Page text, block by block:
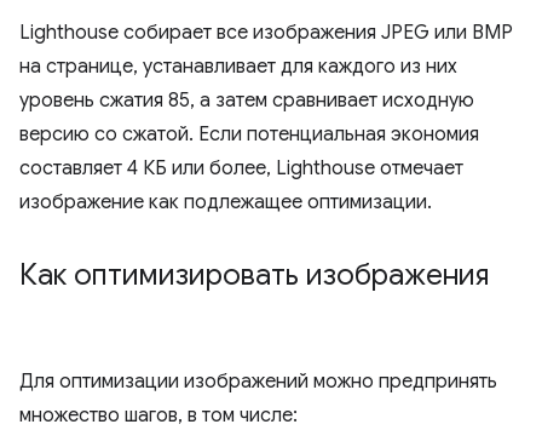
Lighthouse собирает все изображения JPEG или BMP
на странице, устанавливает для каждого из них
уровень сжатия 85, а затем сравнивает исходную
версию со сжатой. Если потенциальная экономия
составляет 4 КБ или более, Lighthouse отмечает
изображение как подлежащее оптимизации.
Как оптимизировать изображения
Для оптимизации изображений можно предпринять
множество шагов, в том числе: